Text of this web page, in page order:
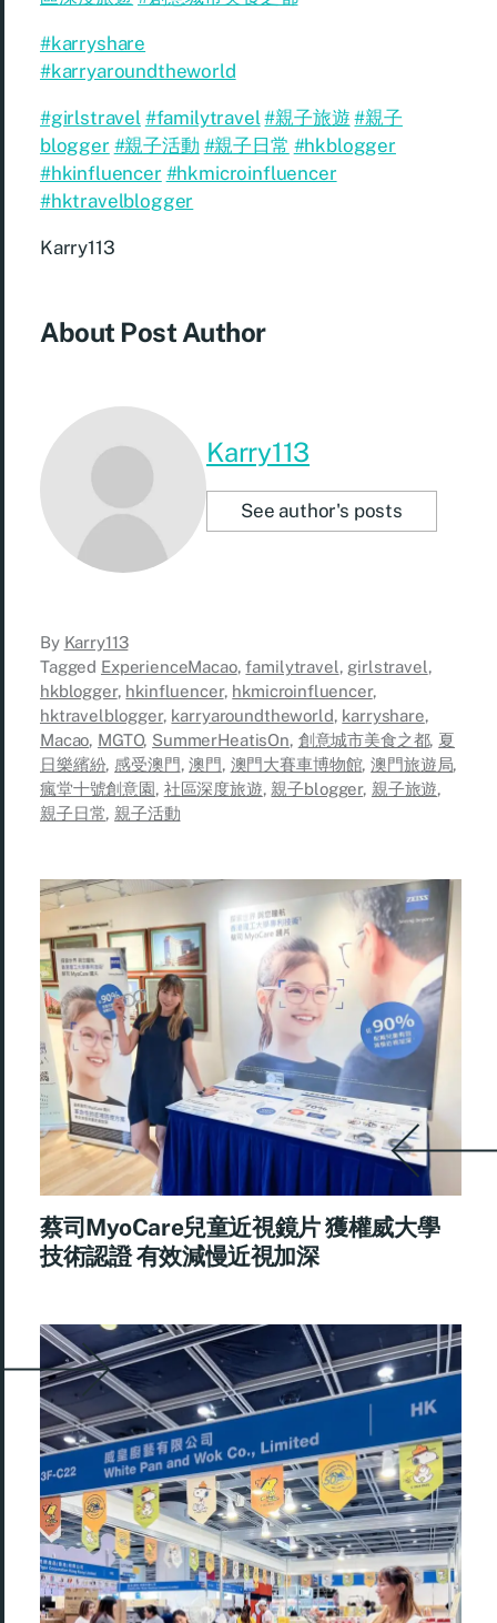
#karryshare
#karryaroundtheworld
#girlstravel #familytravel #親子旅遊 #親子
blogger #親子活動 #親子日常 #hkblogger
#hkinfluencer #hkmicroinfluencer
#hktravelblogger
Karry113
About Post Author
Karry113
See author's posts
By Karry113
Tagged ExperienceMacao,familytravel, girlstravel,
hkblogger, hkinfluencer, hkmicroinfluencer,
hktravelblogger, karryaroundtheworld, karryshare,
Macao, MGTO, SummerHeatisOn, 創意城市美食之都, 夏
日樂繽紛, 感受澳門,澳門, 澳門大賽車博物館,澳門旅遊局,
瘋堂十號創意園, 社區深度旅遊, 親子blogger, 親子旅遊,
親子日常, 親子活動
蔡司MyoCare兒童近視鏡片 獲權威大學
技術認證 有效減慢近視加深